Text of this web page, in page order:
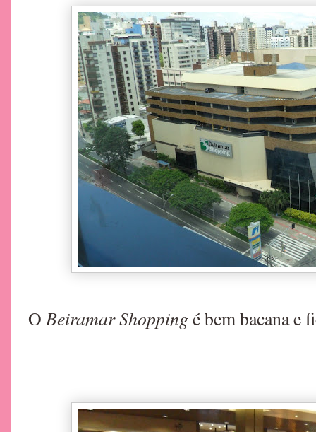
O Beiramar Shopping é bem bacana e